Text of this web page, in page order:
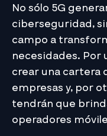
No sólo 5G
ciberseguridad,
campo a
necesidades. Por
crear una cartera
empresas y, por
tendrán que
operadores